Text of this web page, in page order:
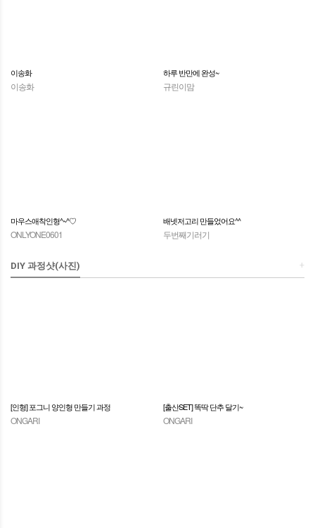
이송화
이송화
하루 반만에 완성~
규린이맘
마우스애착인형^~^♡
ONLYONE0601
배넷저고리 만들었어요^^
두번째기러기
+
DIY 과정샷(사진)
[인형] 포그니 양인형 만들기 과정
ONGARI
[출산SET] 똑딱 단추 달기~
ONGARI